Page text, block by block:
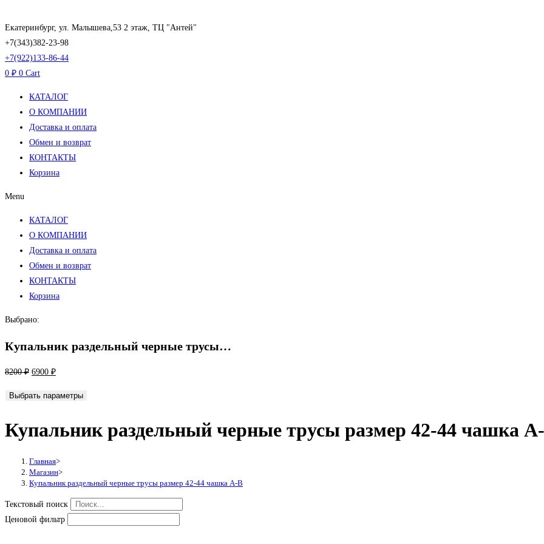
к
содержимому
Екатеринбург, ул. Малышева,53 2 этаж, ТЦ "Антей"
+7(343)382-23-98
+7(922)133-86-44
0 ₽ 0 Cart
КАТАЛОГ
О КОМПАНИИ
Доставка и оплата
Обмен и возврат
КОНТАКТЫ
Корзина
Menu
КАТАЛОГ
О КОМПАНИИ
Доставка и оплата
Обмен и возврат
КОНТАКТЫ
Корзина
Выбрано:
Купальник раздельный черные трусы…
8200₽ Первоначальная
составляла
6900 ₽Текущая
6900 ₽.
Выбрать параметры
Купальник раздельный черные трусы размер 42-44 чашка
Главная>
Магазин>
Купальник раздельный черные трусы размер 42-44 чашка А-В
Текстовый поиск
Ценовой фильтр